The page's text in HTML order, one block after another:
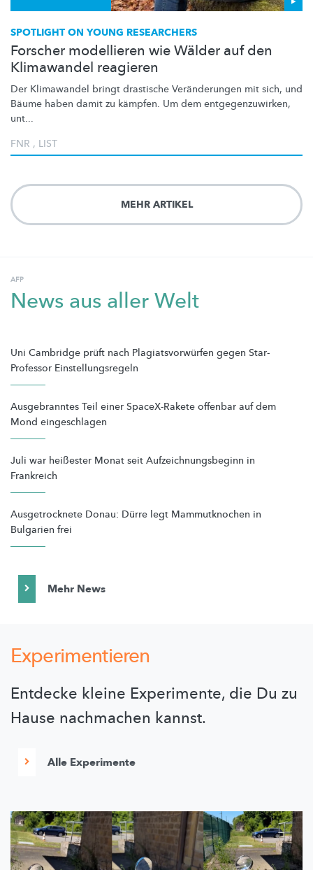
SPOTLIGHT ON YOUNG RESEARCHERS
Forscher modellieren wie Wälder auf den
Klimawandel reagieren
Der Klimawandel bringt drastische Veränderungen mit sich, und
Bäume haben damit zu kämpfen. Um dem entgegenzuwirken,
unt...
FNR , LIST
MEHR ARTIKEL
AFP
News aus aller Welt
Uni Cambridge prüft nach Plagiatsvorwürfen gegen Star-
Professor Einstellungsregeln
Ausgebranntes Teil einer SpaceX-Rakete offenbar auf dem
Mond eingeschlagen
Juli war heißester Monat seit Aufzeichnungsbeginn in
Frankreich
Ausgetrocknete Donau: Dürre legt Mammutknochen in
Bulgarien frei
Mehr News
Experimentieren
Entdecke kleine Experimente, die Du zu
Hause nachmachen kannst.
Alle Experimente